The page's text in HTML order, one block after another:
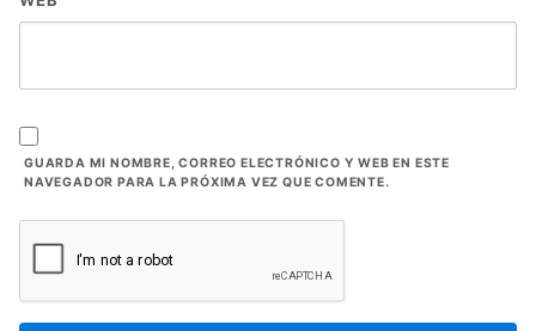
GUARDA MI NOMBRE, CORREO ELECTRÓNICO Y WEB EN ESTE
NAVEGADOR PARA LA PRÓXIMA VEZ QUE COMENTE.